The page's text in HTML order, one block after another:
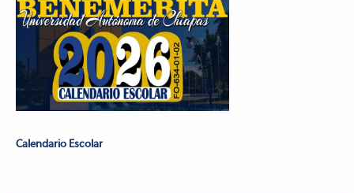
Calendario Escolar